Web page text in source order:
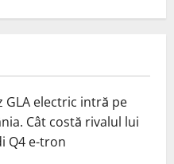
GLA electric intră pe
Cât costă rivalul lui
Q4 e-tron